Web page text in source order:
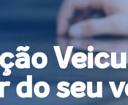
do seu